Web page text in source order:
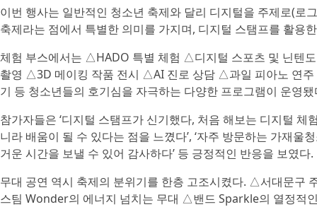
이번 행사는 일반적인 청소년 축제와 달리 디지털을 주제로(로
축제라는 점에서 특별한 의미를 가지며, 디지털 스탬프를 활용
체험 부스에서는 △HADO 특별 체험 △디지털 스포츠 및 닌텐
촬영 △3D 메이킹 작품 전시 △AI 진로 상담 △과일 피아노 연
기 등 청소년들의 호기심을 자극하는 다양한 프로그램이 운영됐
참가자들은 ‘디지털 스탬프가 신기했다, 처음 해보는 디지털 체
니라 배움이 될 수 있다는 점을 느꼈다’, ‘자주 방문하는 가재
거운 시간을 보낼 수 있어 감사하다’ 등 긍정적인 반응을 보였다.
무대 공연 역시 축제의 분위기를 한층 고조시켰다. △서대문구
스팀 Wonder의 에너지 넘치는 무대 △밴드 Sparkle의 열정적